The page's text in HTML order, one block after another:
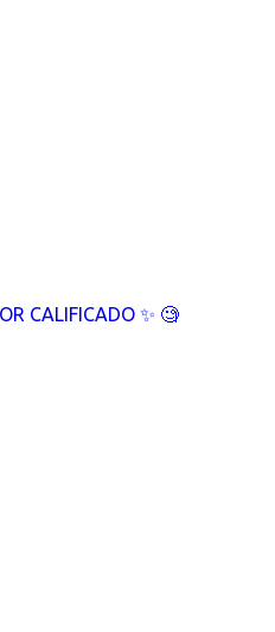
CALIFICADO ✨ 🧐